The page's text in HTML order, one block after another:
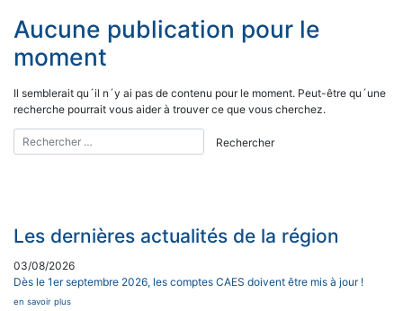
Aucune publication pour le
moment
Il semblerait qu´il n´y ai pas de contenu pour le moment. Peut-être qu´une
recherche pourrait vous aider à trouver ce que vous cherchez.
Les dernières actualités de la région
03/08/2026
Dès le 1er septembre 2026, les comptes CAES doivent être mis à jour !
en savoir plus